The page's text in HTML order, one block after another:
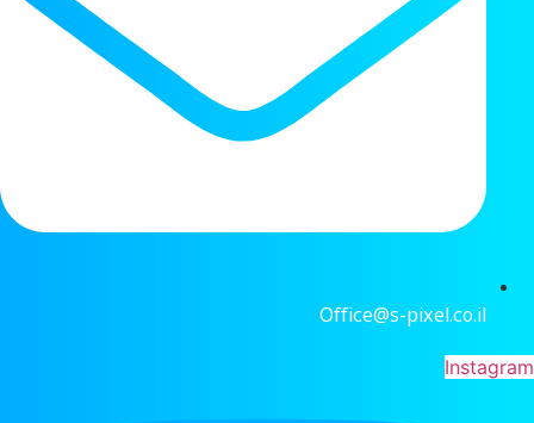
Office@s-pixel.co.il
Instagram